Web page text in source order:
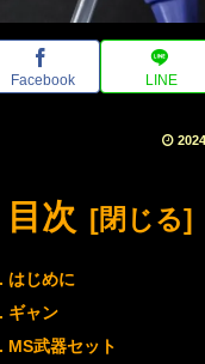
Facebook LINE
目次
はじめに
ギャン
MS武器セット